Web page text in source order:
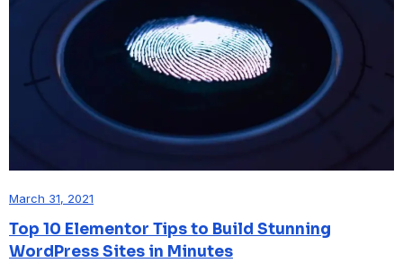
March 31, 2021
Top 10 Elementor Tips to Build Stunning
WordPress Sites in Minutes